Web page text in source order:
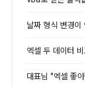
날짜 형식 변경이
엑셀 두 데이터
대표님 "엑셀 좋